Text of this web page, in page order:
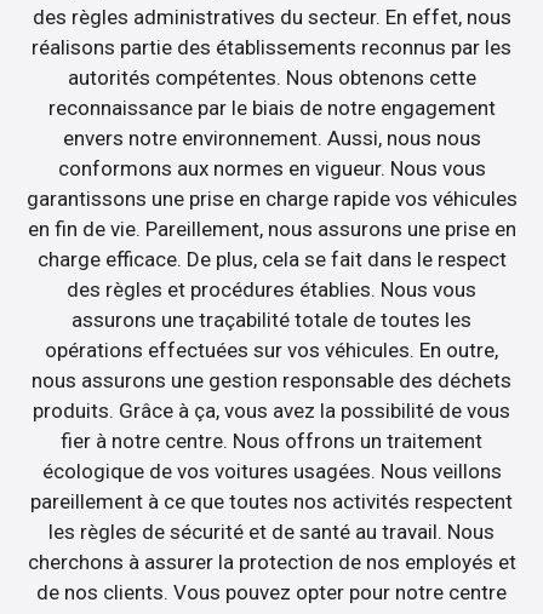
des règles administratives du secteur. En effet, nous
réalisons partie des établissements reconnus par les
autorités compétentes. Nous obtenons cette
reconnaissance par le biais de notre engagement
envers notre environnement. Aussi, nous nous
conformons aux normes en vigueur. Nous vous
garantissons une prise en charge rapide vos véhicules
en fin de vie. Pareillement, nous assurons une prise en
charge efficace. De plus, cela se fait dans le respect
des règles et procédures établies. Nous vous
assurons une traçabilité totale de toutes les
opérations effectuées sur vos véhicules. En outre,
nous assurons une gestion responsable des déchets
produits. Grâce à ça, vous avez la possibilité de vous
fier à notre centre. Nous offrons un traitement
écologique de vos voitures usagées. Nous veillons
pareillement à ce que toutes nos activités respectent
les règles de sécurité et de santé au travail. Nous
cherchons à assurer la protection de nos employés et
de nos clients. Vous pouvez opter pour notre centre